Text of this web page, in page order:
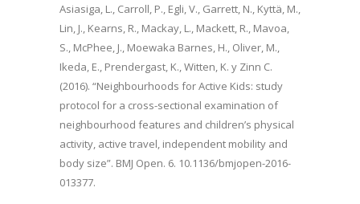
Asiasiga, L., Carroll, P., Egli, V., Garrett, N., Kyttä, M.,
Lin, J., Kearns, R., Mackay, L., Mackett, R., Mavoa,
S., McPhee, J., Moewaka Barnes, H., Oliver, M.,
Ikeda, E., Prendergast, K., Witten, K. y Zinn C.
(2016). “Neighbourhoods for Active Kids: study
protocol for a cross-sectional examination of
neighbourhood features and children’s physical
activity, active travel, independent mobility and
body size”. BMJ Open. 6. 10.1136/bmjopen-2016-
013377.